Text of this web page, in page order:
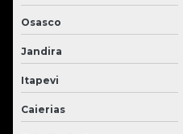
Osasco
Jandira
Itapevi
Caierias